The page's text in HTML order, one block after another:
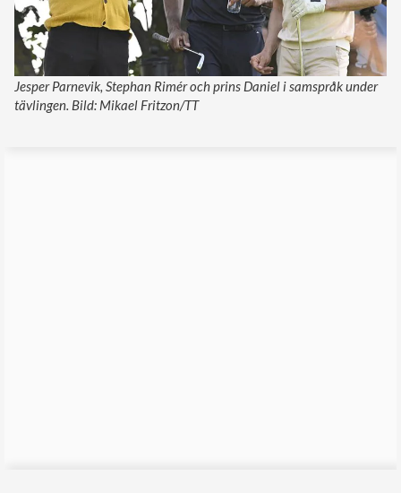
Jesper Parnevik, Stephan Rimér och prins Daniel i samspråk under
tävlingen. Bild: Mikael Fritzon/TT